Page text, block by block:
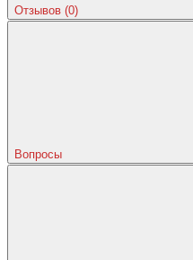
Отзывов (0)
Вопросы